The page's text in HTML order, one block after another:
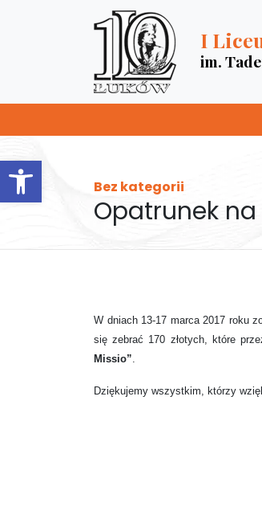
Otwórz pasek
I
im.
Bez kategorii
Opatrunek
W dniach 13-17 marca 2017 roku
się zebrać 170 złotych, które
Missio”.
Dziękujemy wszystkim, którzy